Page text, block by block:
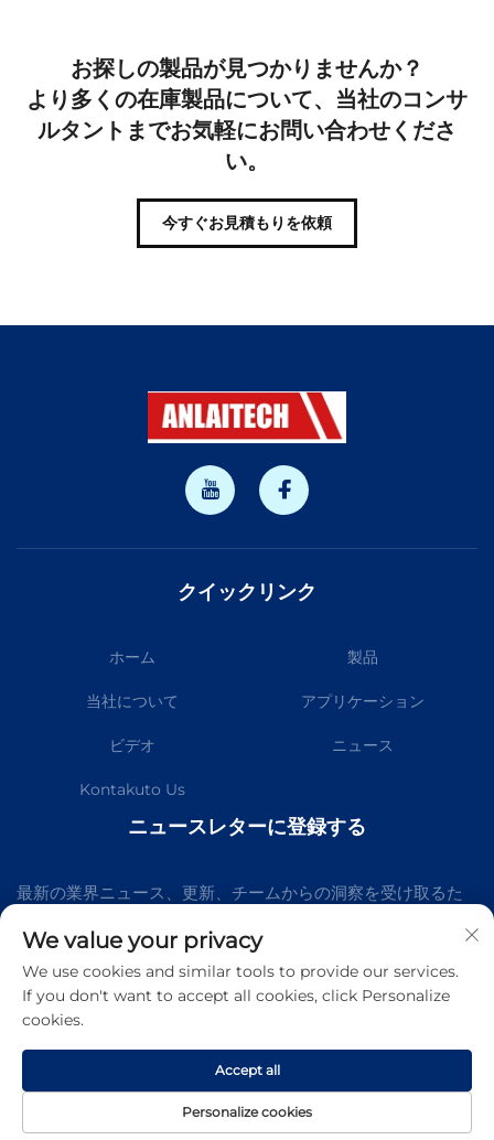
お探しの製品が見つかりませんか？
より多くの在庫製品について、当社のコンサ
ルタントまでお気軽にお問い合わせくださ
い。
今すぐお見積もりを依頼
クイックリンク
ホーム 製品
当社について アプリケーション
ビデオ ニュース
Kontakuto Us
ニュースレターに登録する
最新の業界ニュース、更新、チームからの洞察を受け取るた
めに、私たちのニュースレターにご参加ください。
購読する
著作権 © 広州Kelaichuangクリーンルーム設備製造有限公司 無断転載を禁
プライバシーポリシー
We value your privacy
We use cookies and similar tools to provide our services.
If you don't want to accept all cookies, click Personalize
cookies.
Personalize cookies
Accept all